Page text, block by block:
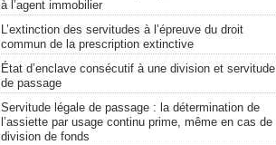
à l’agent immobilier
L’extinction des servitudes à l’épreuve du droit
commun de la prescription extinctive
État d’enclave consécutif à une division et servitude
de passage
Servitude légale de passage : la détermination de
l’assiette par usage continu prime, même en cas de
division de fonds